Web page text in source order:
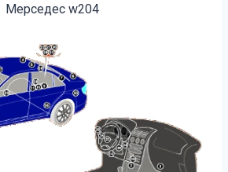
Мерседес w204